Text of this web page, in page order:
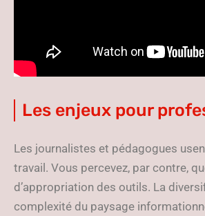
Les enjeux pour
Les journalistes et pédagogues
travail. Vous percevez, par contre,
d’appropriation des outils. La
complexité du paysage